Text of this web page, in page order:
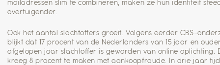
mailadressen slim te combineren, maken ze hun identiteit
overtuigender.
Ook het aantal slachtoffers groeit. Volgens eerder CBS-
blijkt dat 17 procent van de Nederlanders van 15 jaar en
afgelopen jaar slachtoffer is geworden van online oplichting.
kreeg 8 procent te maken met aankoopfraude. In drie jaar